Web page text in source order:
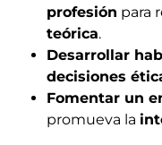
profesión para
teórica.
Desarrollar
decisiones
Fomentar un
promueva la